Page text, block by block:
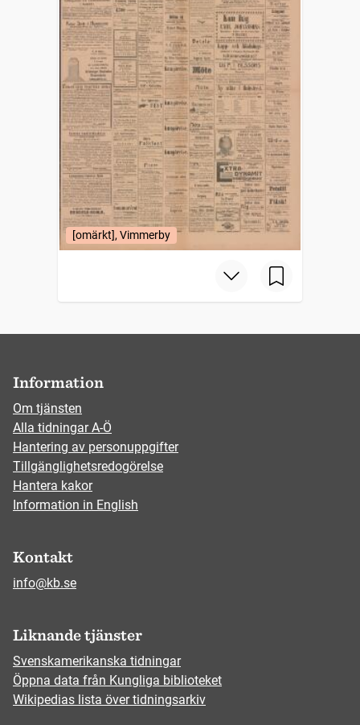
[omärkt], Vimmerby
Information
Om tjänsten
Alla tidningar A-Ö
Hantering av personuppgifter
Tillgänglighetsredogörelse
Hantera kakor
Information in English
Kontakt
info@kb.se
Liknande tjänster
Svenskamerikanska tidningar
Öppna data från Kungliga biblioteket
Wikipedias lista över tidningsarkiv